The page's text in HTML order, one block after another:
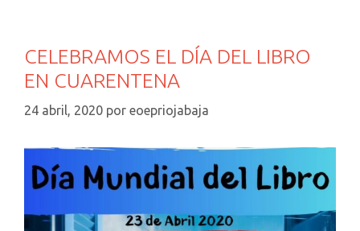
Rioja
Baja:
Presente
Futuro
CELEBRAMOS EL DÍA DEL LIBRO
EN CUARENTENA
24 abril, 2020 por eoepriojabaja